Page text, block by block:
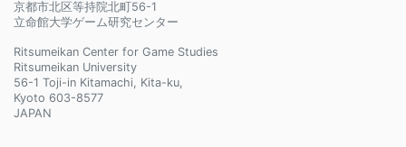
京都市北区等持院北町56-1
立命館大学ゲーム研究センター
Ritsumeikan Center for Game Studies
Ritsumeikan University
56-1 Toji-in Kitamachi, Kita-ku,
Kyoto 603-8577
JAPAN